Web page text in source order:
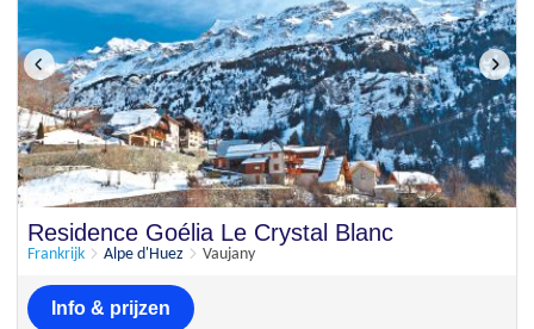
Residence Goélia Le Crystal Blanc
Frankrijk Alpe d'Huez Vaujany
Info & prijzen